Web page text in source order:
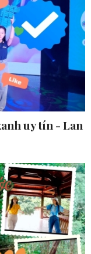
uy tín - Lan